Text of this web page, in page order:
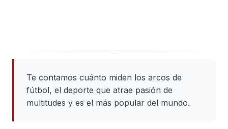
Te contamos cuánto miden los arcos de
fútbol, el deporte que atrae pasión de
multitudes y es el más popular del mundo.